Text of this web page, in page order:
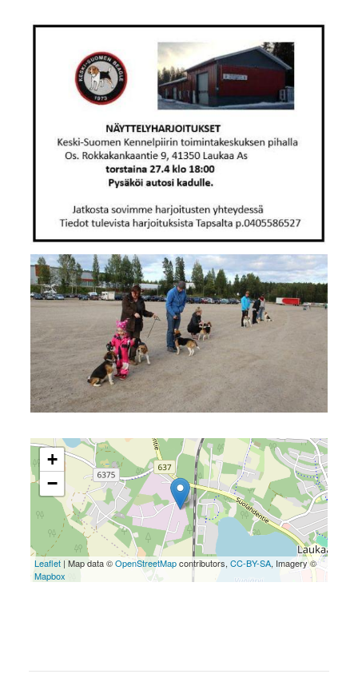
+
−
Leaflet| Map data ©OpenStreetMapcontributors, CC-BY-SA, Imagery ©
Mapbox